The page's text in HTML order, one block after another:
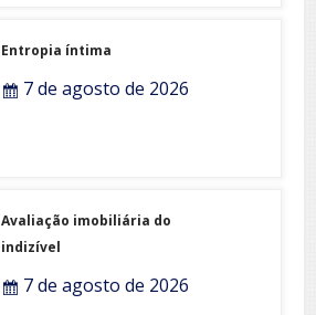
Entropia íntima
7 de agosto de 2026
Avaliação imobiliária do
indizível
7 de agosto de 2026